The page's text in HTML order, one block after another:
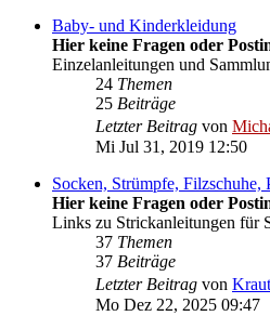
Baby- und Kinderkleidung
Hier keine Fragen oder
Einzelanleitungen und
24 Themen
25 Beiträge
Letzter Beitrag von
Mi Jul 31, 2019 12:50
Socken, Strümpfe, Filzschuhe,
Hier keine Fragen oder
Links zu Strickanleitungen für
37 Themen
37 Beiträge
Letzter Beitrag von
Mo Dez 22, 2025 09:47